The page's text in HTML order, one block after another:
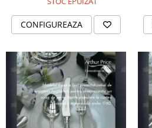
CELESTIAL PLATINUM
INTAGLIO
JASPER CONRAN GOLD
RENAISSANCE GOLD
ANTHEMION BLUE
BUTTERFLY BLOOM
CONFIGUREAZA